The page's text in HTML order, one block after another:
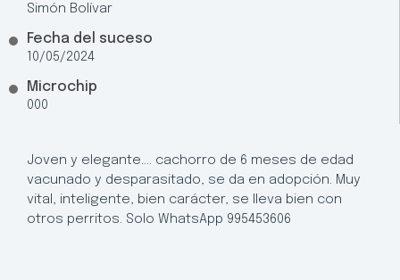
Simón Bolívar
Fecha del suceso
10/05/2024
Microchip
000
Joven y elegante…. cachorro de 6 meses de edad
vacunado y desparasitado, se da en adopción. Muy
vital, inteligente, bien carácter, se lleva bien con
otros perritos. Solo WhatsApp 995453606